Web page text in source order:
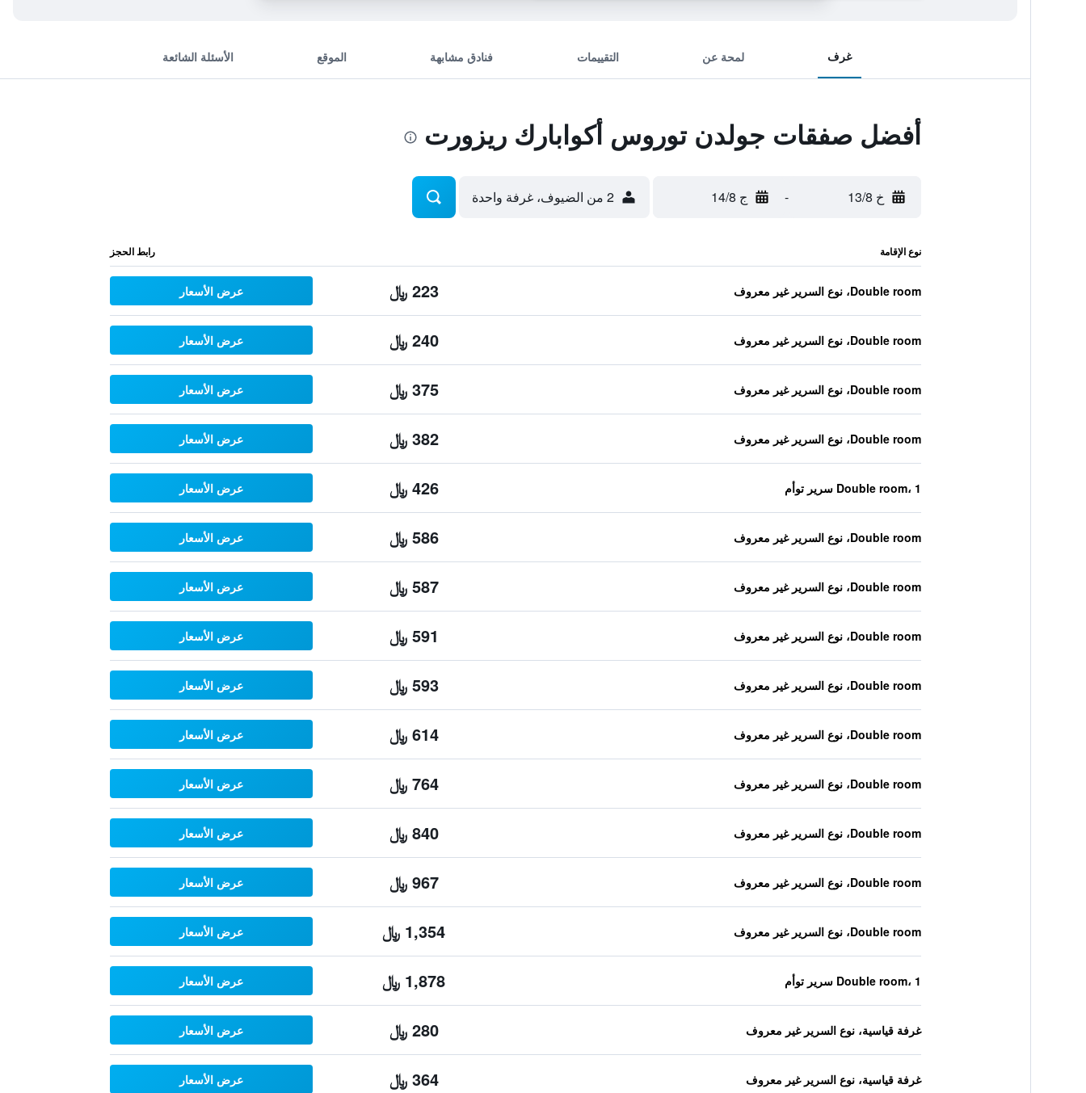
غرف لمحة عن التقييمات فنادق مشابهة الموقع الأسئلة الشائعة
أفضل صفقات جولدن توروس أكوابارك ريزورت
خ 13/8 - ج 14/8 2 من الضيوف، غرفة واحدة
نوع الإقامة رابط الحجز
Double room، نوع السرير غير معروف 223 ﷼ عرض الأسعار
Double room، نوع السرير غير معروف 240 ﷼ عرض الأسعار
Double room، نوع السرير غير معروف 375 ﷼ عرض الأسعار
Double room، نوع السرير غير معروف 382 ﷼ عرض الأسعار
Double room، 1 سرير توأم 426 ﷼ عرض الأسعار
Double room، نوع السرير غير معروف 586 ﷼ عرض الأسعار
Double room، نوع السرير غير معروف 587 ﷼ عرض الأسعار
Double room، نوع السرير غير معروف 591 ﷼ عرض الأسعار
Double room، نوع السرير غير معروف 593 ﷼ عرض الأسعار
Double room، نوع السرير غير معروف 614 ﷼ عرض الأسعار
Double room، نوع السرير غير معروف 764 ﷼ عرض الأسعار
Double room، نوع السرير غير معروف 840 ﷼ عرض الأسعار
Double room، نوع السرير غير معروف 967 ﷼ عرض الأسعار
Double room، نوع السرير غير معروف 1,354 ﷼ عرض الأسعار
Double room، 1 سرير توأم 1,878 ﷼ عرض الأسعار
غرفة قياسية، نوع السرير غير معروف 280 ﷼ عرض الأسعار
غرفة قياسية، نوع السرير غير معروف 364 ﷼ عرض الأسعار